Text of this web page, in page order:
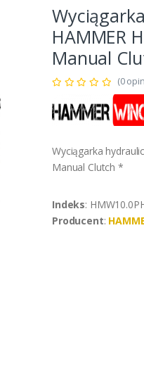
HAMMER
Manual
(0
Wyciągarka
Manual Clutch *
Indeks:
Producent: